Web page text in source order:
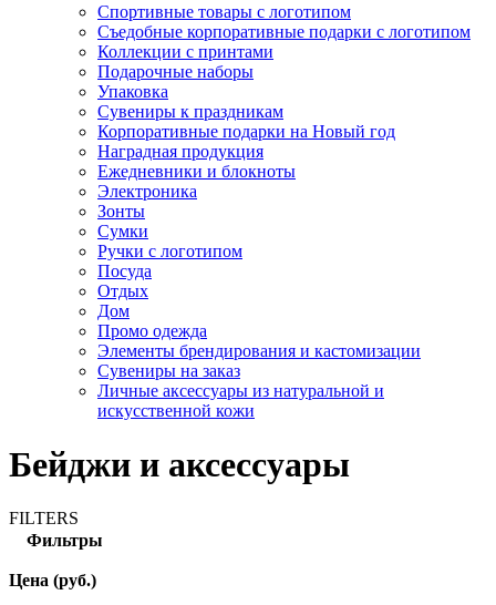
Спортивные товары с логотипом
Съедобные корпоративные подарки с логотипом
Коллекции с принтами
Подарочные наборы
Упаковка
Сувениры к праздникам
Корпоративные подарки на Новый год
Наградная продукция
Ежедневники и блокноты
Электроника
Зонты
Сумки
Ручки с логотипом
Посуда
Отдых
Дом
Промо одежда
Элементы брендирования и кастомизации
Сувениры на заказ
Личные аксессуары из натуральной и
искусственной кожи
Бейджи и аксессуары
FILTERS
Фильтры
Цена (руб.)